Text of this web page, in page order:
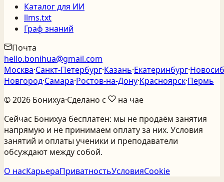
Каталог для ИИ
llms.txt
Граф знаний
Почта
hello.bonihua@gmail.com
Москва·Санкт‑Петербург·Казань·Екатеринбург·
Новгород·Самара·Ростов‑на‑Дону·Красноярск·Пермь
©2026 Бонихуа·Сделано с
на чае
Сейчас Бонихуа бесплатен: мы не продаём занятия
напрямую и не принимаем оплату за них. Условия
занятий и оплаты ученики и преподаватели
обсуждают между собой.
О насКарьераПриватностьУсловияCookie